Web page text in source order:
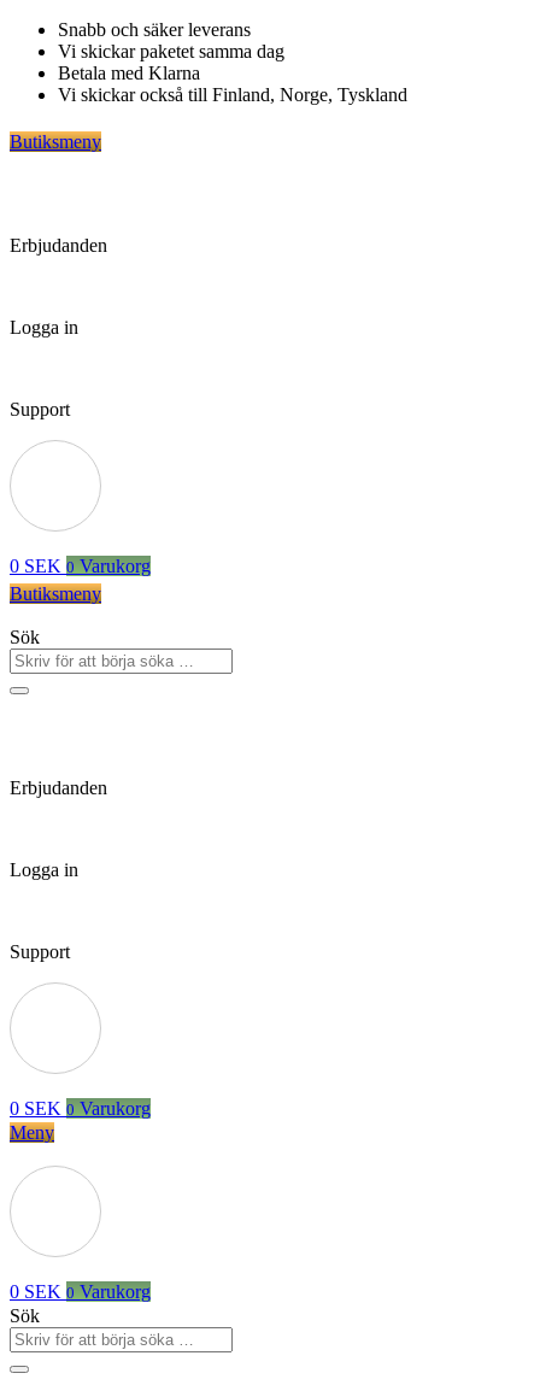
Hoppa
innehåll
Snabb och säker leverans
Vi skickar paketet samma dag
Betala med Klarna
Vi skickar också till Finland, Norge, Tyskland
Butiksmeny
Erbjudanden
Logga in
Support
0 SEK 0 Varukorg
Butiksmeny
Sök
Erbjudanden
Logga in
Support
0 SEK 0 Varukorg
Meny
0 SEK 0 Varukorg
Sök